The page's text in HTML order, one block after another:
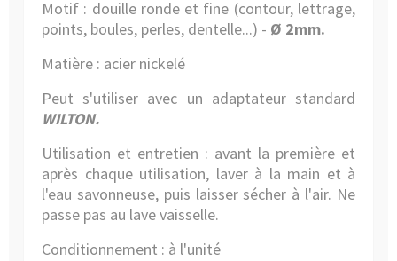
Motif : douille ronde et fine (contour, lettrage,
points, boules, perles, dentelle...) - Ø 2mm.
Matière : acier nickelé
Peut s'utiliser avec un adaptateur standard
WILTON.
Utilisation et entretien : avant la première et
après chaque utilisation, laver à la main et à
l'eau savonneuse, puis laisser sécher à l'air. Ne
passe pas au lave vaisselle.
Conditionnement : à l'unité